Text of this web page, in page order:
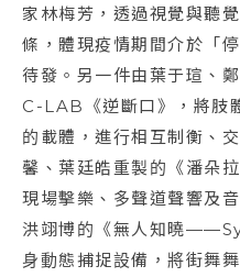
家林梅芳，透過視覺與聽
條，體現疫情期間介於「
待發。另一件由葉于瑄、
C-LAB《逆斷口》，將肢
的載體，進行相互制衡、
馨、葉廷皓重製的《潘朵
現場擊樂、多聲道聲響及
洪翊博的《無人知曉
身動態捕捉設備，將街舞